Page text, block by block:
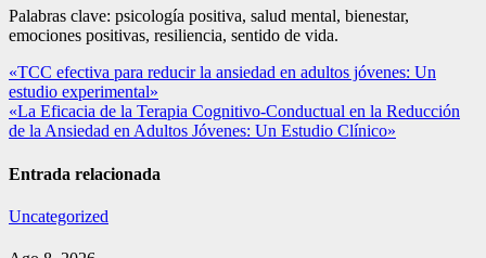
Palabras clave: psicología positiva, salud mental, bienestar,
emociones positivas, resiliencia, sentido de vida.
Navegación
de
entradas
«TCC efectiva para reducir la ansiedad en adultos jóvenes: Un
estudio experimental»
«La Eficacia de la Terapia Cognitivo-Conductual en la Reducción
de la Ansiedad en Adultos Jóvenes: Un Estudio Clínico»
Entrada relacionada
Uncategorized